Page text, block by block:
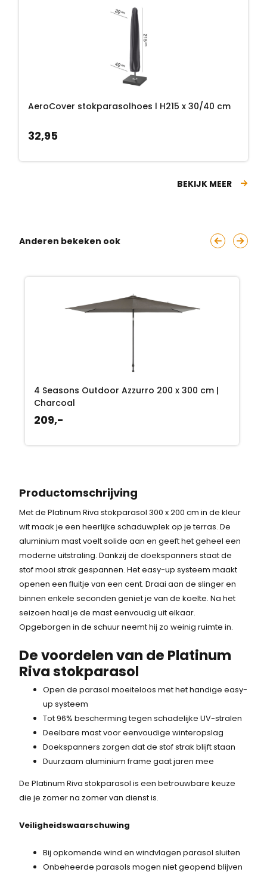
AeroCover stokparasolhoes l H215 x 30/40 cm
32,95
BEKIJK MEER
Anderen bekeken ook
4 Seasons Outdoor Azzurro 200 x 300 cm |
Charcoal
209,-
Productomschrijving
Met de Platinum Riva stokparasol 300 x 200 cm in de kleur
wit maak je een heerlijke schaduwplek op je terras. De
aluminium mast voelt solide aan en geeft het geheel een
moderne uitstraling. Dankzij de doekspanners staat de
stof mooi strak gespannen. Het easy-up systeem maakt
openen een fluitje van een cent. Draai aan de slinger en
binnen enkele seconden geniet je van de koelte. Na het
seizoen haal je de mast eenvoudig uit elkaar.
Opgeborgen in de schuur neemt hij zo weinig ruimte in.
De voordelen van de Platinum
Riva stokparasol
Open de parasol moeiteloos met het handige easy-
up systeem
Tot 96% bescherming tegen schadelijke UV-stralen
Deelbare mast voor eenvoudige winteropslag
Doekspanners zorgen dat de stof strak blijft staan
Duurzaam aluminium frame gaat jaren mee
De Platinum Riva stokparasol is een betrouwbare keuze
die je zomer na zomer van dienst is.
Veiligheidswaarschuwing
Bij opkomende wind en windvlagen parasol sluiten
Onbeheerde parasols mogen niet geopend blijven